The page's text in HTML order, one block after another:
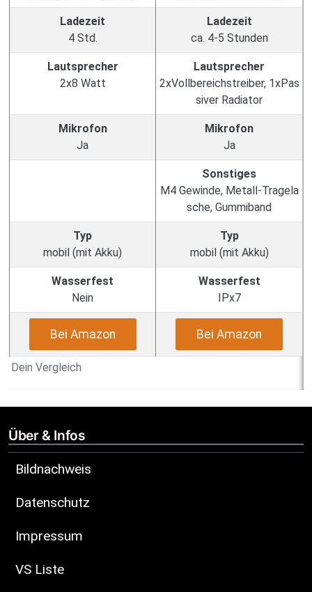
Dein Vergleich
Ladezeit
4 Std.
Ladezeit
ca. 4-5 Stunden
Lautsprecher
2x8 Watt
Lautsprecher
2xVollbereichstreiber, 1xPas
siver Radiator
Mikrofon
Ja
Mikrofon
Ja
Sonstiges
M4 Gewinde, Metall-Tragela
sche, Gummiband
Typ
mobil (mit Akku)
Typ
mobil (mit Akku)
Wasserfest
Nein
Wasserfest
IPx7
Bei Amazon Bei Amazon
Über & Infos
Bildnachweis
Datenschutz
Impressum
VS Liste